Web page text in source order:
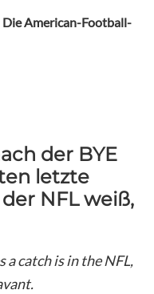
American-Football-
der BYE
letzte
NFL weiß,
catch is in the NFL,